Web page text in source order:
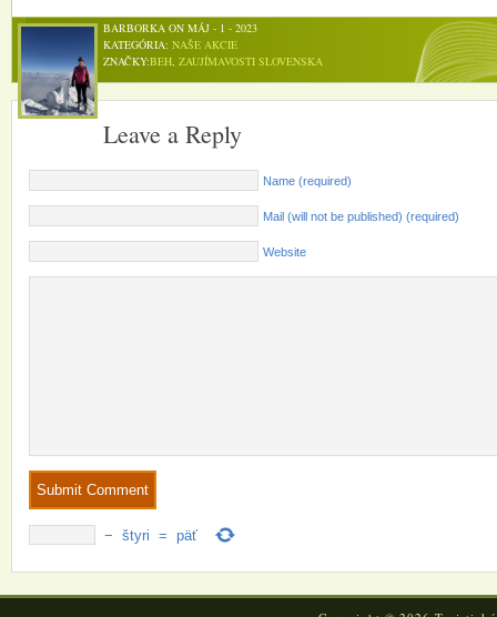
BARBORKA ON MÁJ - 1 - 2023
KATEGÓRIA: NAŠE AKCIE
ZNAČKY:BEH, ZAUJÍMAVOSTI SLOVENSKA
Leave a Reply
Name (required)
Mail (will not be published) (required)
Website
− štyri = päť